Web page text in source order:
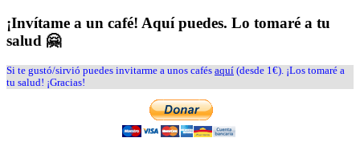
¡Invítame a un café! Aquí puedes. Lo tomaré a tu
salud 🤗
Si te gustó/sirvió puedes invitarme a unos cafés aquí (desde 1€). ¡Los tomaré a
tu salud! ¡Gracias!